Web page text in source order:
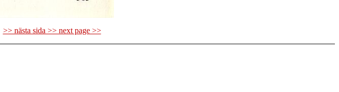
>> nästa sida >> next page >>